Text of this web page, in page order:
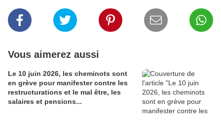
Vous aimerez aussi
Le 10 juin 2026, les cheminots sont
en grève pour manifester contre les
restructurations et le mal être, les
salaires et pensions...